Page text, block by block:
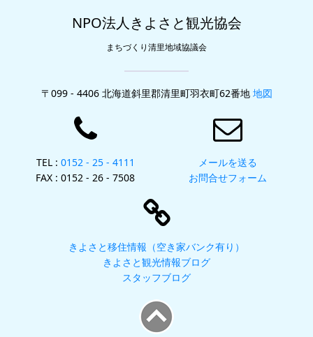
NPO法人きよさと観光協会
まちづくり清里地域協議会
〒099 - 4406 北海道斜里郡清里町羽衣町62番地 地図
TEL : 0152 - 25 - 4111
FAX : 0152 - 26 - 7508
メールを送る
お問合せフォーム
きよさと移住情報（空き家バンク有り）
きよさと観光情報ブログ
スタッフブログ